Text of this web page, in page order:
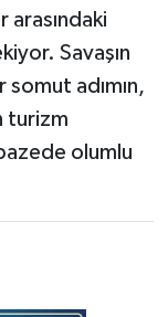
arasındaki
Savaşın
adımın,
turizm
olumlu